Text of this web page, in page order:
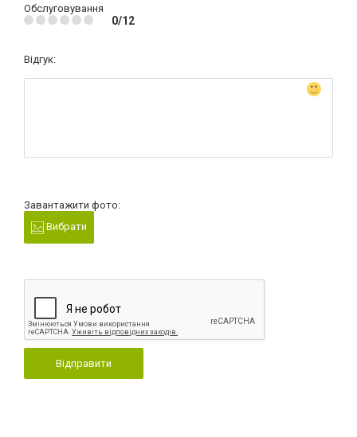
Обслуговування
0/12
Відгук:
Завантажити фото:
Вибрати
Відправити